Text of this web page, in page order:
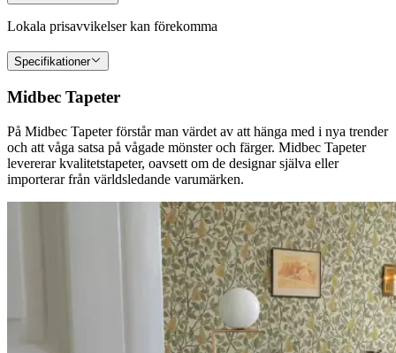
Lokala prisavvikelser kan förekomma
Specifikationer
Midbec Tapeter
På Midbec Tapeter förstår man värdet av att hänga med i nya trender
och att våga satsa på vågade mönster och färger. Midbec Tapeter
levererar kvalitetstapeter, oavsett om de designar själva eller
importerar från världsledande varumärken.